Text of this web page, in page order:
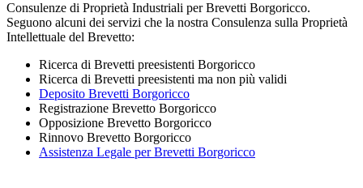
Consulenze di Proprietà Industriali per Brevetti Borgoricco.
Seguono alcuni dei servizi che la nostra Consulenza sulla Proprietà
Intellettuale del Brevetto:
Ricerca di Brevetti preesistenti Borgoricco
Ricerca di Brevetti preesistenti ma non più validi
Deposito Brevetti Borgoricco
Registrazione Brevetto Borgoricco
Opposizione Brevetto Borgoricco
Rinnovo Brevetto Borgoricco
Assistenza Legale per Brevetti Borgoricco